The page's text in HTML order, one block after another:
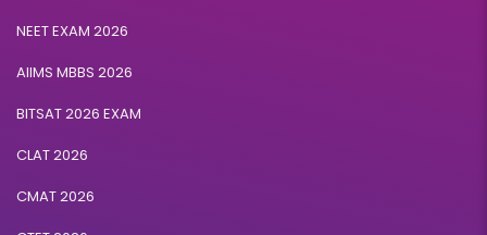
NEET EXAM 2026
AIIMS MBBS 2026
BITSAT 2026 EXAM
CLAT 2026
CMAT 2026